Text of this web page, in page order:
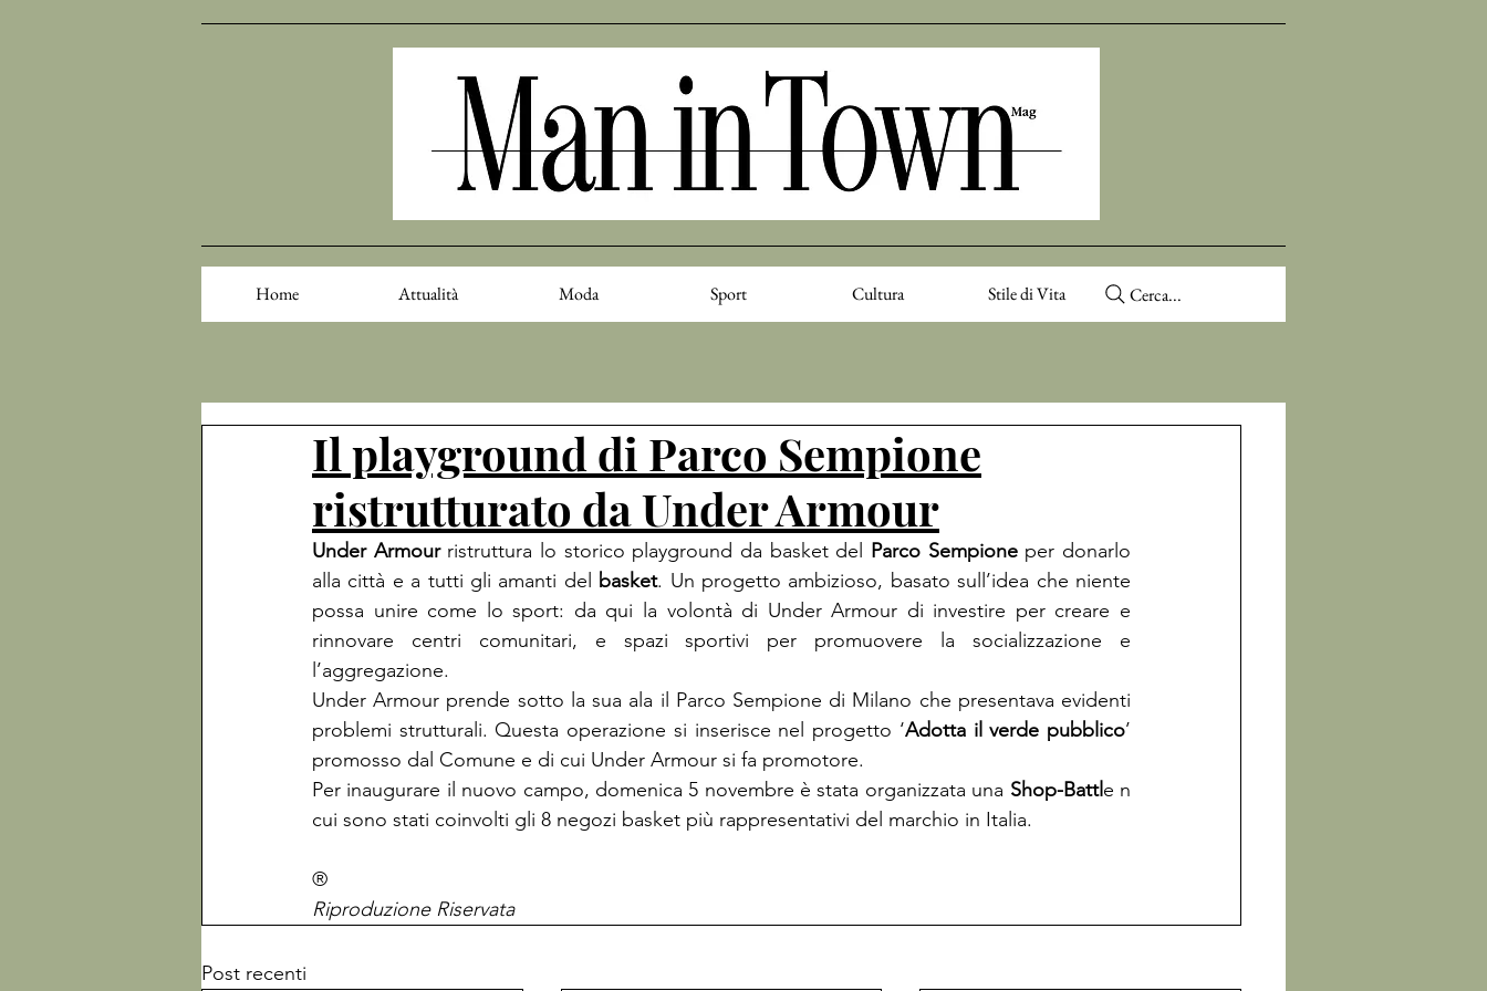
Home Attualità Moda Sport Cultura Stile di Vita Cerca...
Il playground di Parco Sempione
ristrutturato da Under Armour
Under Armour ristruttura lo storico playground da basket del Parco Sempione per donarlo
alla città e a tutti gli amanti del basket. Un progetto ambizioso, basato sull’idea che niente
possa unire come lo sport: da qui la volontà di Under Armour di investire per creare e
rinnovare centri comunitari, e spazi sportivi per promuovere la socializzazione e
l’aggregazione.
Under Armour prende sotto la sua ala il Parco Sempione di Milano che presentava evidenti
problemi strutturali. Questa operazione si inserisce nel progetto ‘Adotta il verde pubblico’
promosso dal Comune e di cui Under Armour si fa promotore.
Per inaugurare il nuovo campo, domenica 5 novembre è stata organizzata una Shop-Battle n
cui sono stati coinvolti gli 8 negozi basket più rappresentativi del marchio in Italia.
®
Riproduzione Riservata
Post recenti